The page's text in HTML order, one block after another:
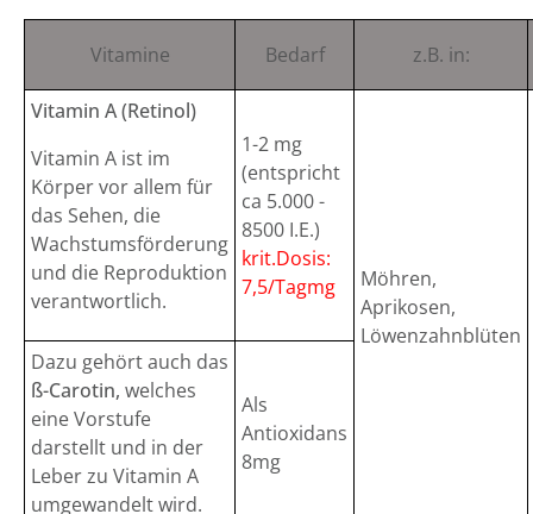
Vitamine Bedarf z.B. in:
Vitamin A (Retinol)
Vitamin A ist im
Körper vor allem für
das Sehen, die
Wachstumsförderung
und die Reproduktion
verantwortlich.
1-2 mg
(entspricht
ca 5.000 -
8500 I.E.)
krit.Dosis:
7,5/Tagmg
Möhren,
Aprikosen,
Löwenzahnblüten
Dazu gehört auch das
ß-Carotin, welches
eine Vorstufe
darstellt und in der
Leber zu Vitamin A
umgewandelt wird.
Als
Antioxidans
8mg